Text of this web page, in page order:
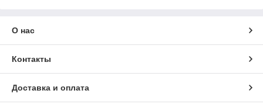
О нас
Контакты
Доставка и оплата